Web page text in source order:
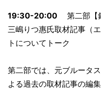
19:30-20:00 第二部【
三嶋りつ惠氏取材記事（
トについてトーク
第二部では、元ブルータ
よる過去の取材記事の編